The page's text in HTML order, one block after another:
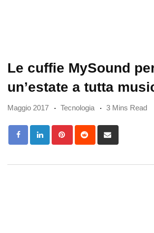
Le cuffie MySound
un’estate a tutta
Maggio 2017 Tecnologia 3 Mins Read
PinterestReddit
via